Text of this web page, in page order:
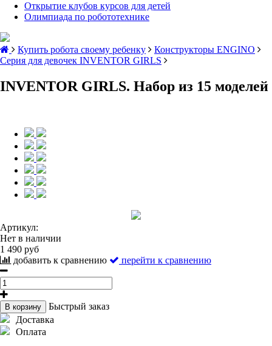
Открытие клубов курсов для детей
Олимпиада по робототехнике
Купить робота своему ребенку
Конструкторы ENGINO
Серия для девочек INVENTOR GIRLS
INVENTOR GIRLS. Набор из 15 моделей
Артикул:
Нет в наличии
1 490 руб
добавить к сравнению
перейти к сравнению
В корзину
Быстрый заказ
Доставка
Оплата